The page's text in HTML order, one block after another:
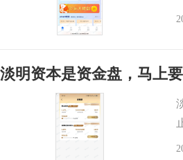
淡明资本是资金盘，马上